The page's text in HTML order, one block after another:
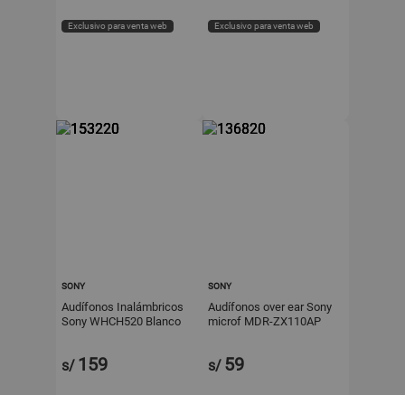
Exclusivo para venta web Exclusivo para venta web
SONY
Audífonos Inalámbricos
Sony WHCH520 Blanco
s/ 159
SONY
Audífonos over ear Sony
microf MDR-ZX110AP
s/ 59